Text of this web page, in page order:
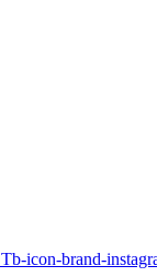
Tb-icon-brand-